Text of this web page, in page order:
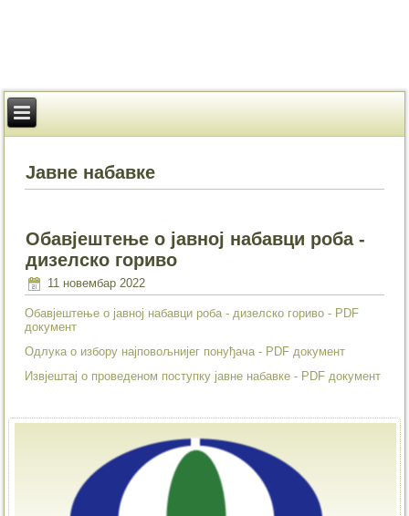
Јавне набавке
Обавјештење о јавној набавци роба -
дизелско гориво
11 новембар 2022
Обавјештење о јавној набавци роба - дизелско гориво - PDF
документ
Одлука о избору најповољнијег понуђача - PDF документ
Извјештај о проведеном поступку јавне набавке - PDF документ